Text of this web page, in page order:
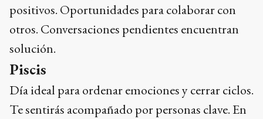
positivos. Oportunidades para colaborar con
otros. Conversaciones pendientes encuentran
solución.
Piscis
Día ideal para ordenar emociones y cerrar ciclos.
Te sentirás acompañado por personas clave. En